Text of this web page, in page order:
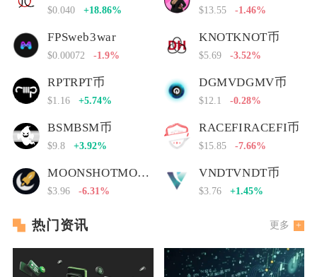
$0.040 +18.86% $13.55 -1.46%
FPSweb3war
$0.00072 -1.9%
KNOTKNOT币
$5.69 -3.52%
RPTRPT币
$1.16 +5.74%
DGMVDGMV币
$12.1 -0.28%
BSMBSM币
$9.8 +3.92%
RACEFIRACEFI币
$15.85 -7.66%
MOONSHOTMOONSHOT币
$3.96 -6.31%
VNDTVNDT币
$3.76 +1.45%
热门资讯 更多